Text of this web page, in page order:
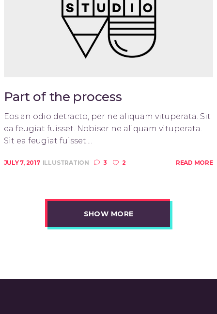
Part of the process
Eos an odio detracto, per ne aliquam vituperata. Sit
ea feugiat fuisset. Nobiser ne aliquam vituperata.
Sit ea feugiat fuisset....
JULY 7, 2017 ILLUSTRATION 3 2 READ MORE
SHOW MORE